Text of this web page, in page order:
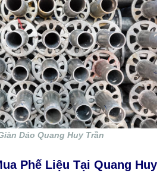
Dáo Quang Huy Trần
Phế Liệu Tại Quang Huy